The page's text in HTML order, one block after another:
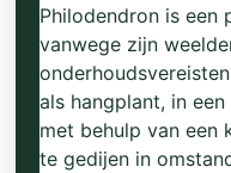
Philodendron is een
vanwege zijn
als hangplant, in
met behulp van een
te gedijen in